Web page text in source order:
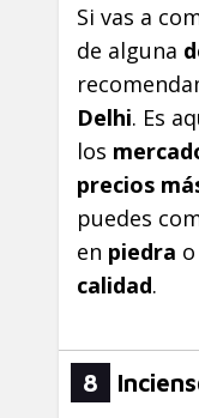
Si vas a
de alguna
Delhi. Es
los
precios
puedes
en piedra o
calidad.
8